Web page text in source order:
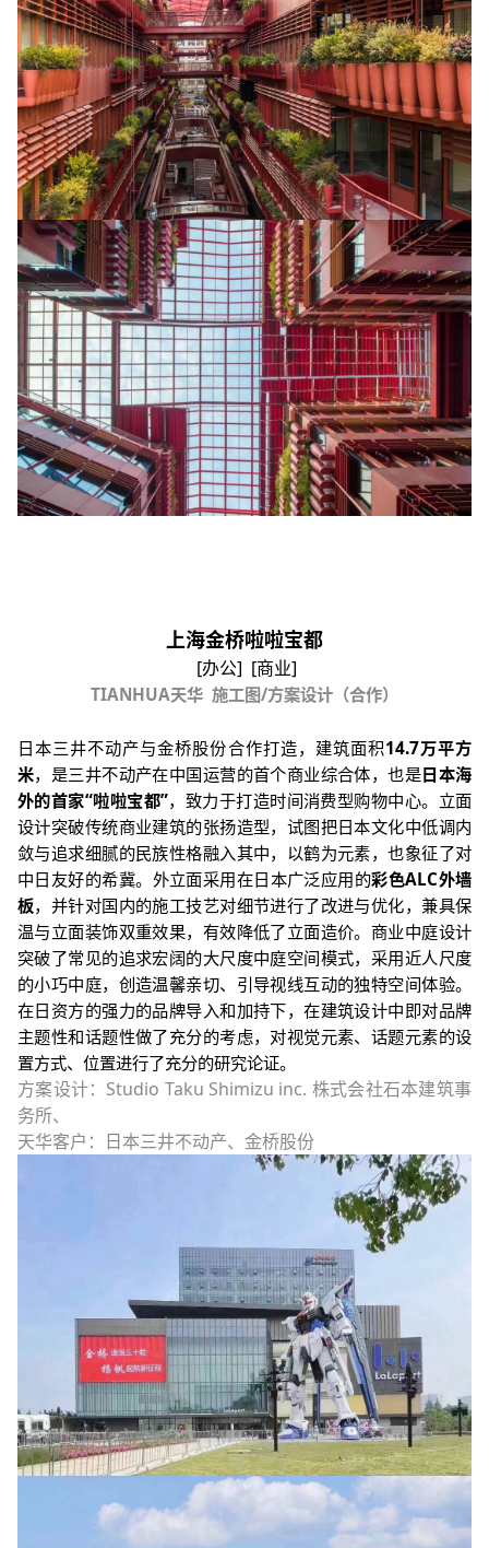
上海金桥啦啦宝都
[办公] [商业]
TIANHUA天华 施工图/方案设计（合作）
日本三井不动产与金桥股份合作打造，建筑面积14.7万平方
米，是三井不动产在中国运营的首个商业综合体，也是日本海
外的首家“啦啦宝都”，致力于打造时间消费型购物中心。立面
设计突破传统商业建筑的张扬造型，试图把日本文化中低调内
敛与追求细腻的民族性格融入其中，以鹤为元素，也象征了对
中日友好的希冀。外立面采用在日本广泛应用的彩色ALC外墙
板，并针对国内的施工技艺对细节进行了改进与优化，兼具保
温与立面装饰双重效果，有效降低了立面造价。商业中庭设计
突破了常见的追求宏阔的大尺度中庭空间模式，采用近人尺度
的小巧中庭，创造温馨亲切、引导视线互动的独特空间体验。
在日资方的强力的品牌导入和加持下，在建筑设计中即对品牌
主题性和话题性做了充分的考虑，对视觉元素、话题元素的设
置方式、位置进行了充分的研究论证。
方案设计： Studio Taku Shimizu inc. 株式会社石本建筑事
务所、
天华客户：日本三井不动产、金桥股份